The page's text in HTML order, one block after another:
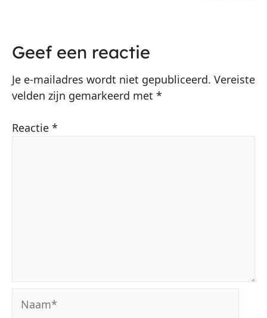
Geef een reactie
Je e-mailadres wordt niet gepubliceerd. Vereiste
velden zijn gemarkeerd met *
Reactie *